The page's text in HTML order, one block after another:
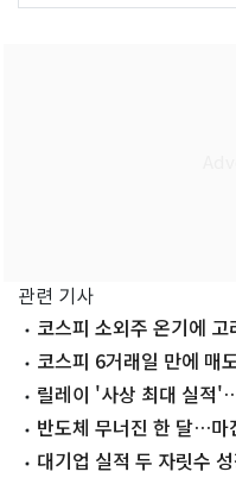
관련 기사
코스피 소외주 온기에
코스피 6거래일 만에
급락(상보)
릴레이 '사상 최대 실적
기로반도체 무너진 한 달…마
았다대기업 실적 두 자릿수